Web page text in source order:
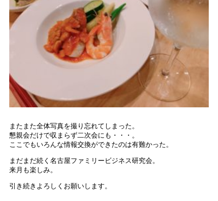
またまた全体写真を撮り忘れてしまった。
懇親会だけで収まらず二次会にも・・・。
ここでもいろんな情報交換ができたのは有難かった。
まだまだ続く名古屋ファミリービジネス研究会。
来月も楽しみ。
引き続きよろしくお願いします。